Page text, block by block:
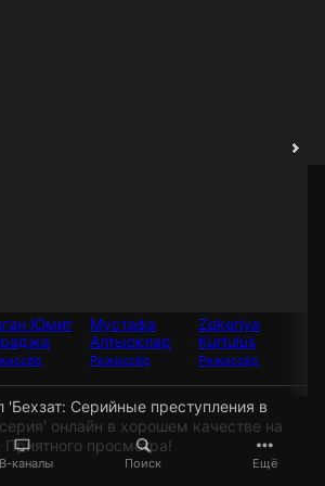
каналы Поиск Ещё
Юмит
Мустафа
Алтыоклар
Режиссёр
Zekeriya
Kurtulus
Режиссёр
'Бехзат: Серийные преступления в
онлайн в хорошем качестве на
просмотра!